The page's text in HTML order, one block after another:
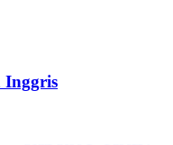
Inggris